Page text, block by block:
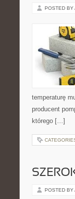
POSTED BY
temperaturę
producent
którego […]
POSTED BY